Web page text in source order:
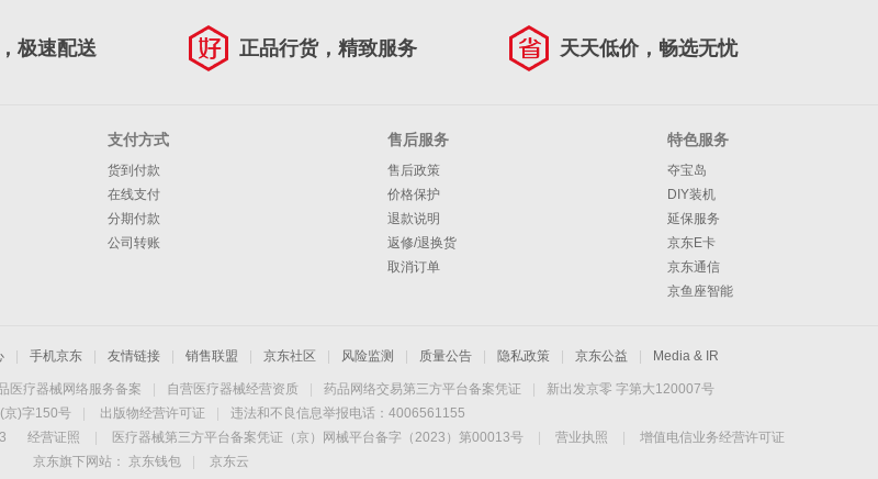
极速配送 正品行货，精致服务 天天低价，畅选无忧
支付方式
货到付款
在线支付
分期付款
公司转账
售后服务
售后政策
价格保护
退款说明
返修/退换货
取消订单
特色服务
夺宝岛
DIY装机
延保服务
京东E卡
京东通信
京鱼座智能
手机京东 友情链接 销售联盟 京东社区 风险监测 质量公告 隐私政策 京东公益 Media & IR
医疗器械网络服务备案 自营医疗器械经营资质 药品网络交易第三方平台备案凭证
新出发京零 字第大120007号
京)字150号
出版物经营许可证
违法和不良信息举报电话：4006561155
经营证照 医疗器械第三方平台备案凭证（京）网械平台备字（2023）第00013号 营业执照
增值电信业务经营许可证
京东旗下网站：
京东钱包
京东云